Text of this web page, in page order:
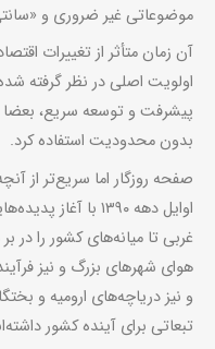
موضوعاتی غیر ضروری و
آن زمان متأثر از تغییرات
اولویت اصلی در نظر گرفته
پیشرفت و توسعه سریع،
بدون محدودیت استفاده کرد.
صفحه روزگار اما سریع‌تر از
اوایل دهه ۱۳۹۰ با
غربی تا میانه‌های کشور را در
هوای شهرهای بزرگ و نیز
و نیز دریاچه‌های ارومیه و
تبعاتی برای آینده کشور